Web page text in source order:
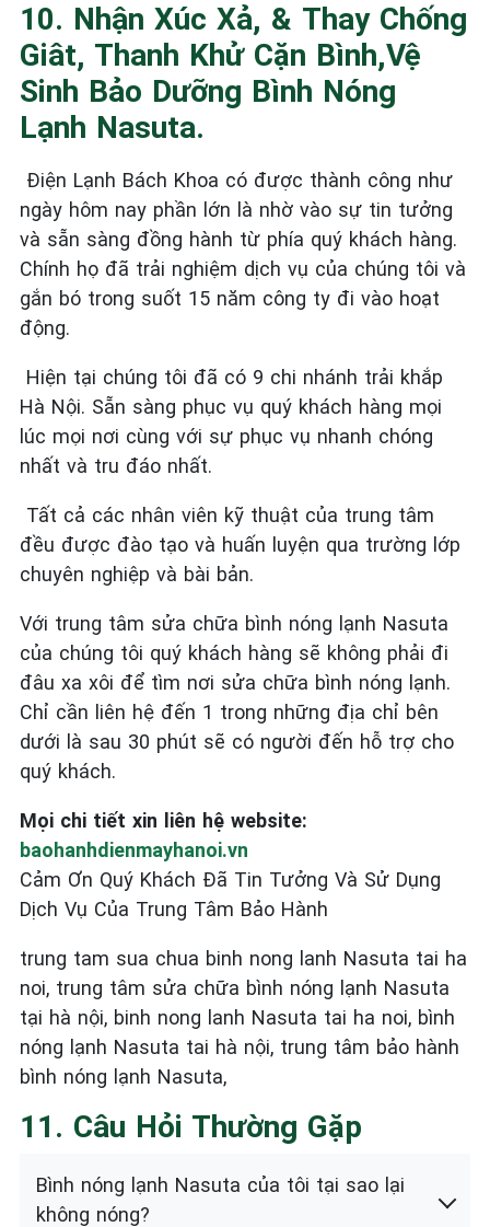
10. Nhận Xúc Xả, & Thay Chống
Giât, Thanh Khử Cặn Bình,vệ
Sinh Bảo Dưỡng Bình Nóng
Lạnh Nasuta.
Điện Lạnh Bách Khoa có được thành công như
ngày hôm nay phần lớn là nhờ vào sự tin tưởng
và sẵn sàng đồng hành từ phía quý khách hàng.
Chính họ đã trải nghiệm dịch vụ của chúng tôi và
gắn bó trong suốt 15 năm công ty đi vào hoạt
động.
Hiện tại chúng tôi đã có 9 chi nhánh trải khắp
Hà Nội. Sẵn sàng phục vụ quý khách hàng mọi
lúc mọi nơi cùng với sự phục vụ nhanh chóng
nhất và tru đáo nhất.
Tất cả các nhân viên kỹ thuật của trung tâm
đều được đào tạo và huấn luyện qua trường lớp
chuyên nghiệp và bài bản.
Với trung tâm sửa chữa bình nóng lạnh Nasuta
của chúng tôi quý khách hàng sẽ không phải đi
đâu xa xôi để tìm nơi sửa chữa bình nóng lạnh.
Chỉ cần liên hệ đến 1 trong những địa chỉ bên
dưới là sau 30 phút sẽ có người đến hỗ trợ cho
quý khách.
Mọi chi tiết xin liên hệ website:
baohanhdienmayhanoi.vn
Cảm Ơn Quý Khách Đã Tin Tưởng Và Sử Dụng
Dịch Vụ Của Trung Tâm Bảo Hành
trung tam sua chua binh nong lanh Nasuta tai ha
noi, trung tâm sửa chữa bình nóng lạnh Nasuta
tại hà nội, binh nong lanh Nasuta tai ha noi, bình
nóng lạnh Nasuta tai hà nội, trung tâm bảo hành
bình nóng lạnh Nasuta,
11. Câu Hỏi Thường Gặp
Bình nóng lạnh Nasuta của tôi tại sao lại
không nóng?